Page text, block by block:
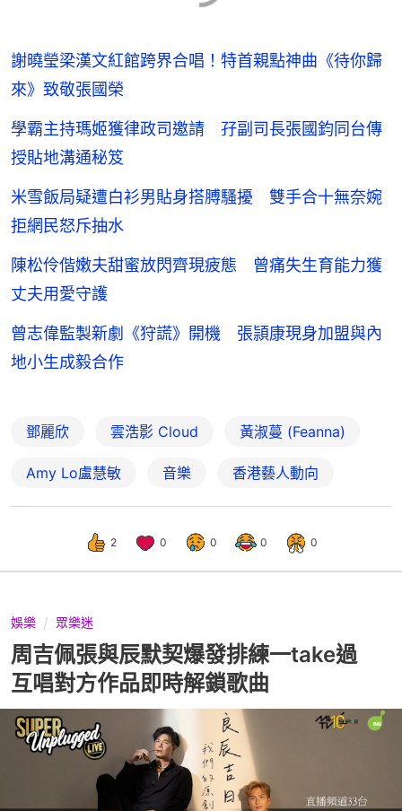
謝曉瑩梁漢文紅館跨界合唱！特首親點神曲《待你歸
來》致敬張國榮
學霸主持瑪姬獲律政司邀請 孖副司長張國鈞同台傳
授貼地溝通秘笈
米雪飯局疑遭白衫男貼身搭膊騷擾 雙手合十無奈婉
拒網民怒斥抽水
陳松伶偕嫩夫甜蜜放閃齊現疲態 曾痛失生育能力獲
丈夫用愛守護
曾志偉監製新劇《狩謊》開機 張頴康現身加盟與內
地小生成毅合作
鄧麗欣 雲浩影 Cloud 黃淑蔓 (Feanna)
Amy Lo盧慧敏 音樂 香港藝人動向
2 0 0 0 0
娛樂 眾樂迷
周吉佩張與辰默契爆發排練一take過
互唱對方作品即時解鎖歌曲